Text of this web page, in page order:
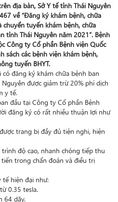
địa bàn, Sở Y tế tỉnh Thái Nguyên
về “Đăng ký khám bệnh, chữa
tuyến khám bệnh, chữa
tỉnh Thái Nguyên năm 2021”. Bệnh
Công ty Cổ phần Bệnh viện Quốc
sách các bệnh viện khám bệnh,
tuyến BHYT.
đăng ký khám chữa bệnh ban
được giảm trừ 20% phí dịch
y tế.
đầu tại Công ty Cổ phần Bệnh
đăng ký có rất nhiều thuận lợi như
trang bị đầy đủ tiện nghi, hiện
độ cao, nhanh chóng tiếp thu
trong chẩn đoán và điều trị
hiện đại như:
0.35 tesla.
64 dãy.